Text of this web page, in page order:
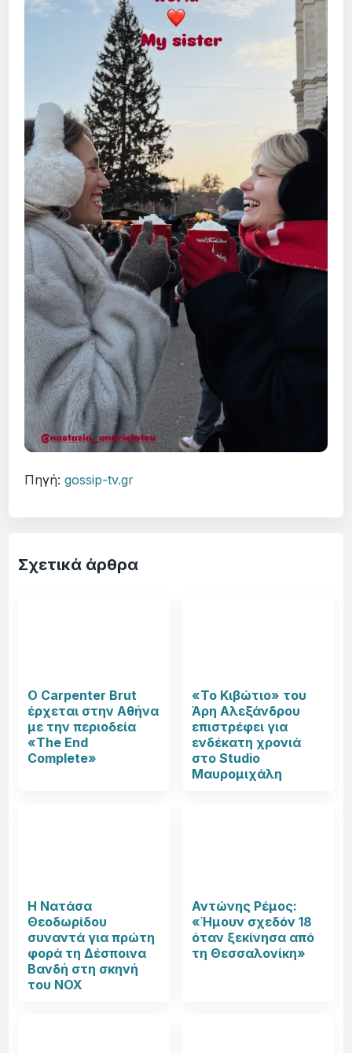
Πηγή:gossip-tv.gr
Σχετικά άρθρα
Ο Carpenter Brut
έρχεται στην Αθήνα
με την περιοδεία
«The End
Complete»
«Το Κιβώτιο» του
Άρη Αλεξάνδρου
επιστρέφει για
ενδέκατη χρονιά
στο Studio
Μαυρομιχάλη
Η Νατάσα
Θεοδωρίδου
συναντά για πρώτη
φορά τη Δέσποινα
Βανδή στη σκηνή
του NOX
Αντώνης Ρέμος:
«Ήμουν σχεδόν 18
όταν ξεκίνησα από
τη Θεσσαλονίκη»